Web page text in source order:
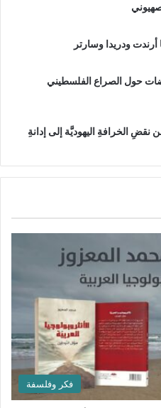
ودريدا وسارتر
حول الصراع الفلسطيني
نقضِ الخرافةِ اليهوديَّة إلى إدانةِ
فكر وفلسفة